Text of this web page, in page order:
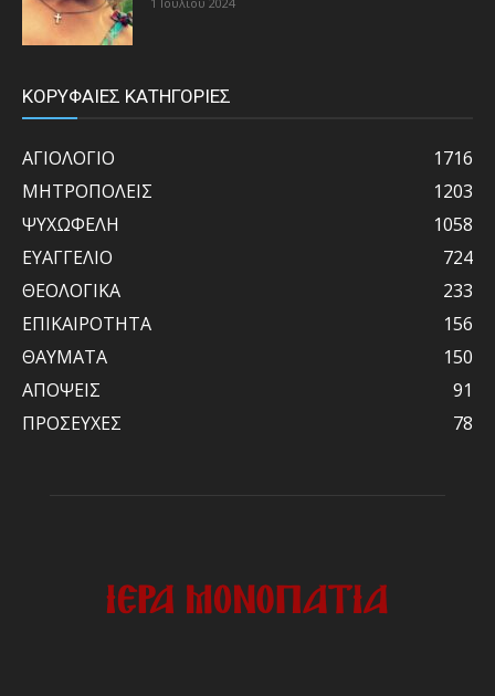
ΚΟΡΥΦΑΙΕΣ ΚΑΤΗΓΟΡΙΕΣ
ΑΓΙΟΛΟΓΙΟ
1716
ΜΗΤΡΟΠΟΛΕΙΣ
1203
ΨΥΧΩΦΕΛΗ
1058
ΕΥΑΓΓΕΛΙΟ
724
ΘΕΟΛΟΓΙΚΑ
233
ΕΠΙΚΑΙΡΟΤΗΤΑ
156
ΘΑΥΜΑΤΑ
150
ΑΠΟΨΕΙΣ
91
ΠΡΟΣΕΥΧΕΣ
78